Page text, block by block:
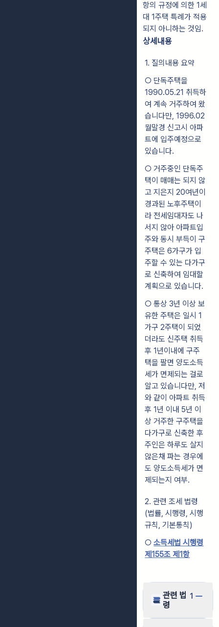
항의 규정에 의한 1세
대 1주택 특례가 적용
되지 아니하는 것임.
상세내용
1. 질의내용 요약
○ 단독주택을
1990.05.21 취득하
여 계속 거주하여 왔
습니다만, 1996.02
월말경 신고시 아파
트에 입주예정으로
있습니다.
○ 거주중인 단독주
택이 매매는 되지 않
고 지은지 20여년이
경과된 노후주택이
라 전세임대자도 나
서지 않아 아파트입
주와 동시 부득이 구
주택은 6가구가 입
주할 수 있는 다가구
로 신축하여 임대할
계획으로 있습니다.
○ 통상 3년 이상 보
유한 주택은 일시 1
가구 2주택이 되었
더라도 신주택 취득
후 1년이내에 구주
택을 팔면 양도소득
세가 면제되는 걸로
알고 있습니다만, 저
와 같이 아파트 취득
후 1년 이내 5년 이
상 거주한 구주택을
다가구로 신축한 후
주인은 하루도 살지
않은채 파는 경우에
도 양도소득세가 면
제되는지 여부.
2. 관련 조세 법령
(법률, 시행령, 시행
규칙, 기본통칙)
○소득세법 시행령
제155조 제1항
관련 법
령
1